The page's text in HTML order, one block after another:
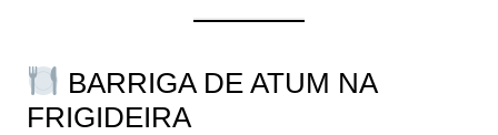
BARRIGA DE ATUM NA
FRIGIDEIRA